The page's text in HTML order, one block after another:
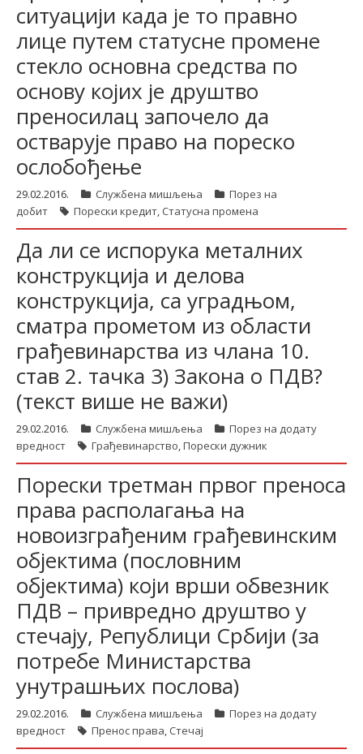
ситуацији када је то правно
лице путем статусне промене
стекло основна средства по
основу којих је друштво
преносилац започело да
остварује право на пореско
ослобођење
29.02.2016. Службена мишљења
Порез на
добит
Порески кредит, Статусна промена
Да ли се испорука металних
конструкција и делова
конструкција, са уградњом,
сматра прометом из области
грађевинарства из члана 10.
став 2. тачка 3) Закона о ПДВ?
(текст више не важи)
29.02.2016. Службена мишљења
Порез на додату
вредност
Грађевинарство,Порески дужник
Порески третман првог преноса
права располагања на
новоизграђеним грађевинским
објектима (пословним
објектима) који врши обвезник
ПДВ – привредно друштво у
стечају, Републици Србији (за
потребе Министарства
унутрашњих послова)
29.02.2016. Службена мишљења
Порез на додату
вредност
Пренос права, Стечај